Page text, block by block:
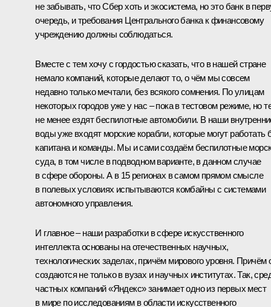
не забывать, что Сбер хоть и экосистема, но это банк в
очередь, и требования Центрального банка к финансовому
учреждению должны соблюдаться.
Вместе с тем хочу с гордостью сказать, что в нашей стране
немало компаний, которые делают то, о чём мы совсем
недавно только мечтали, без всякого сомнения. По улицам
некоторых городов уже у нас – пока в тестовом режиме, но
не менее ездят беспилотные автомобили. В наши
воды уже входят морские корабли, которые могут работать
капитана и команды. Мы и сами создаём беспилотные
суда, в том числе в подводном варианте, в данном случае
в сфере обороны. А в 15 регионах в самом прямом смысле
в полевых условиях испытываются комбайны с системами
автономного управления.
И главное – наши разработки в сфере искусственного
интеллекта основаны на отечественных научных,
технологических заделах, причём мирового уровня. Причём
создаются не только в вузах и научных институтах. Так,
частных компаний «Яндекс» занимает одно из первых мест
в мире по исследованиям в области искусственного